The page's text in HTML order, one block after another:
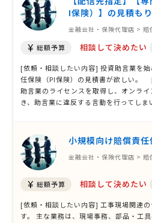
I保険）】の見積も
金融会社・保険代理店 > 賠
総額予算 相談して決めたい
[依頼・相談したい内容] 投資助言業を
任保険（PI保険）の見積書が欲しい。
助言業のライセンスを取得し、オンラ
き、助言業に違反する言動を行ってし
し）将来的に、高額な …小規模向け賠償責
金融会社・保険代理店 > 賠
総額予算 相談して決めたい
[依頼・相談したい内容] 工事現場関連
す。 主な業務は、現場事務、部品・工